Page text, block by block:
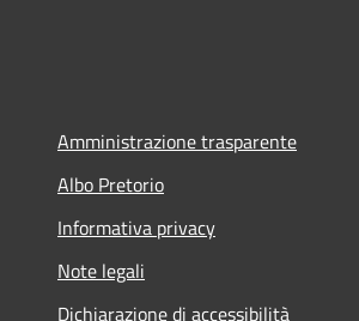
Amministrazione trasparente
Albo Pretorio
Informativa privacy
Note legali
Dichiarazione di accessibilità